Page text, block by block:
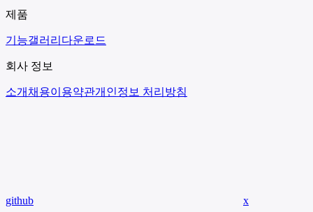
제품
기능갤러리 다운로드
회사 정보
소개 채용이용약관개인정보 처리방침
github x